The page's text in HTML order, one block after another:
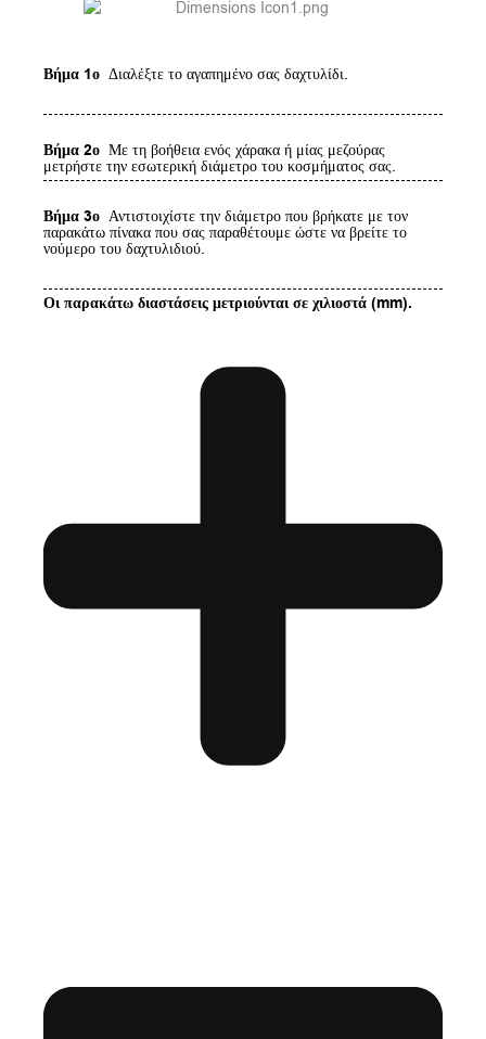
Βήμα 1ο Διαλέξτε το αγαπημένο σας δαχτυλίδι.
Βήμα 2ο Με τη βοήθεια ενός χάρακα ή μίας μεζούρας
μετρήστε την εσωτερική διάμετρο του κοσμήματος σας.
Βήμα 3ο Αντιστοιχίστε την διάμετρο που βρήκατε με τον
παρακάτω πίνακα που σας παραθέτουμε ώστε να βρείτε το
νούμερο του δαχτυλιδιού.
Οι παρακάτω διαστάσεις μετριούνται σε χιλιοστά (mm).